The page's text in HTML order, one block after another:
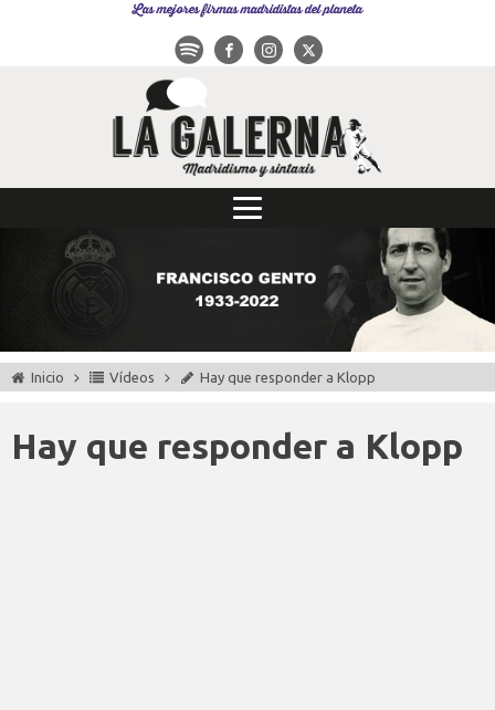
Las mejores firmas madridistas del planeta
Inicio Vídeos Hay que responder a Klopp
Hay que responder a Klopp